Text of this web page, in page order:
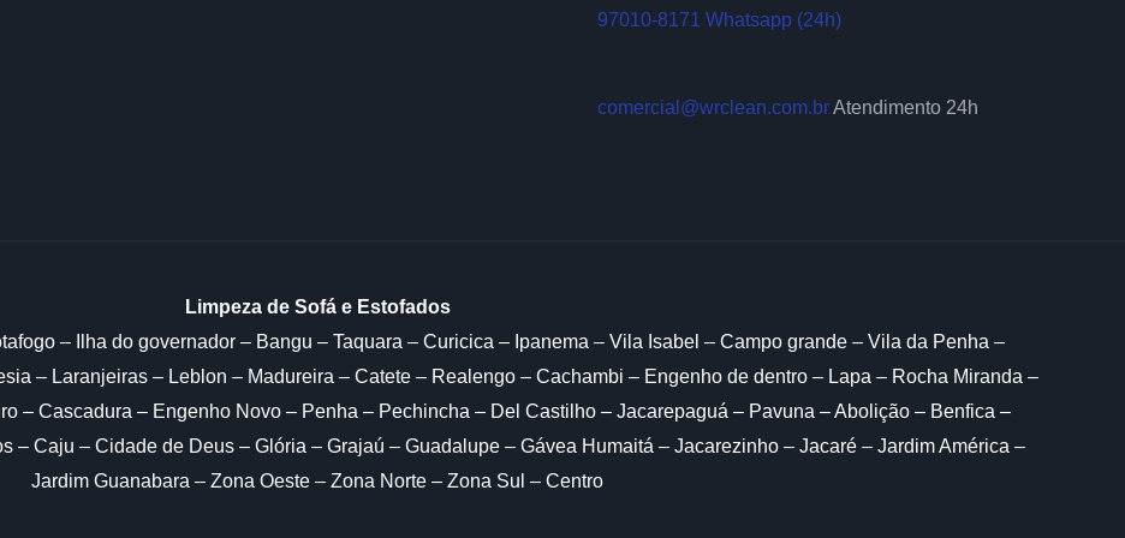
97010-8171 Whatsapp (24h)
comercial@wrclean.com.brAtendimento 24h
Limpeza de Sofá e Estofados
– Ilha do governador – Bangu – Taquara – Curicica – Ipanema – Vila Isabel – Campo grande – Vila da Penha –
– Laranjeiras – Leblon – Madureira – Catete – Realengo – Cachambi – Engenho de dentro – Lapa – Rocha Miranda –
– Cascadura – Engenho Novo – Penha – Pechincha – Del Castilho – Jacarepaguá – Pavuna – Abolição – Benfica –
– Caju – Cidade de Deus – Glória – Grajaú – Guadalupe – Gávea Humaitá – Jacarezinho – Jacaré – Jardim América –
Jardim Guanabara – Zona Oeste – Zona Norte – Zona Sul – Centro